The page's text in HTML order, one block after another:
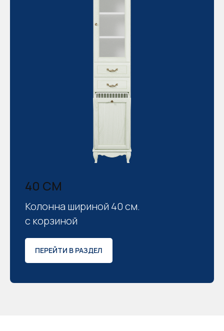
40 СМ
Колонна шириной 40 см.
с корзиной
ПЕРЕЙТИ В РАЗДЕЛ